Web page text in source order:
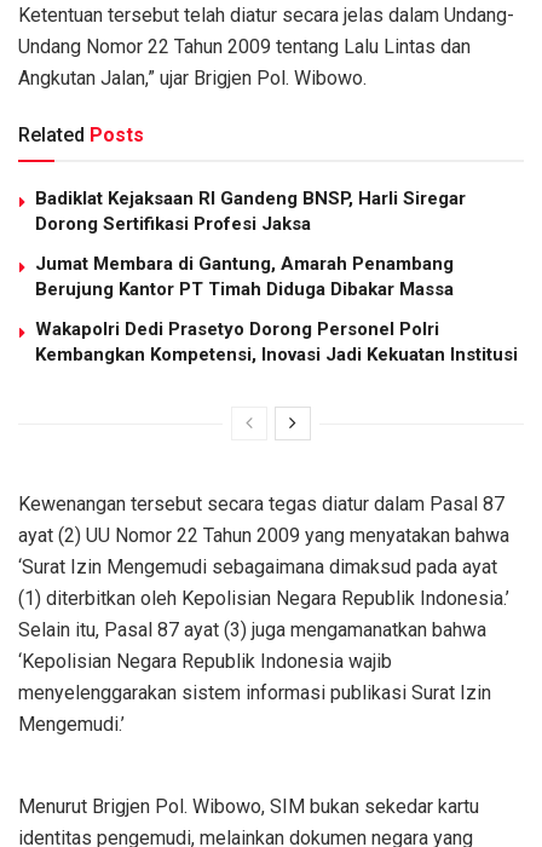
Ketentuan tersebut telah diatur secara jelas dalam Undang-
Undang Nomor 22 Tahun 2009 tentang Lalu Lintas dan
Angkutan Jalan,” ujar Brigjen Pol. Wibowo.
Related Posts
Badiklat Kejaksaan RI Gandeng BNSP, Harli Siregar
Dorong Sertifikasi Profesi Jaksa
Jumat Membara di Gantung, Amarah Penambang
Berujung Kantor PT Timah Diduga Dibakar Massa
Wakapolri Dedi Prasetyo Dorong Personel Polri
Kembangkan Kompetensi, Inovasi Jadi Kekuatan Institusi
Kewenangan tersebut secara tegas diatur dalam Pasal 87
ayat (2) UU Nomor 22 Tahun 2009 yang menyatakan bahwa
‘Surat Izin Mengemudi sebagaimana dimaksud pada ayat
(1) diterbitkan oleh Kepolisian Negara Republik Indonesia.’
Selain itu, Pasal 87 ayat (3) juga mengamanatkan bahwa
‘Kepolisian Negara Republik Indonesia wajib
menyelenggarakan sistem informasi publikasi Surat Izin
Mengemudi.’
Menurut Brigjen Pol. Wibowo, SIM bukan sekedar kartu
identitas pengemudi, melainkan dokumen negara yang